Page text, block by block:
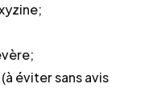
éviter sans avis